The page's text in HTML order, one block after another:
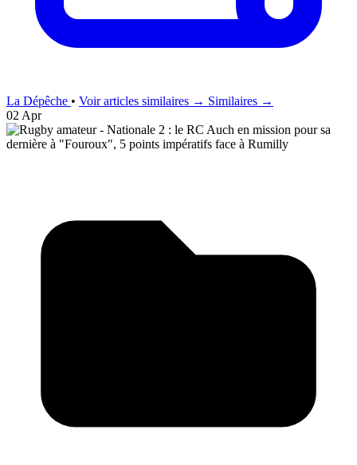
La Dépêche • Voir articles similaires → Similaires →
02 Apr